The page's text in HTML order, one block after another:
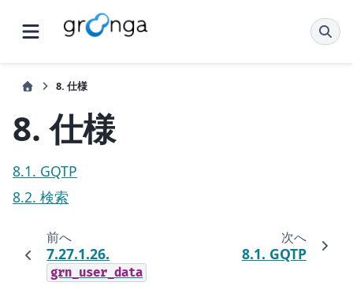
8. 仕様
8.仕様
8.1. GQTP
8.2. 検索
前へ
7.27.1.26.
grn_user_data
次へ
8.1. GQTP